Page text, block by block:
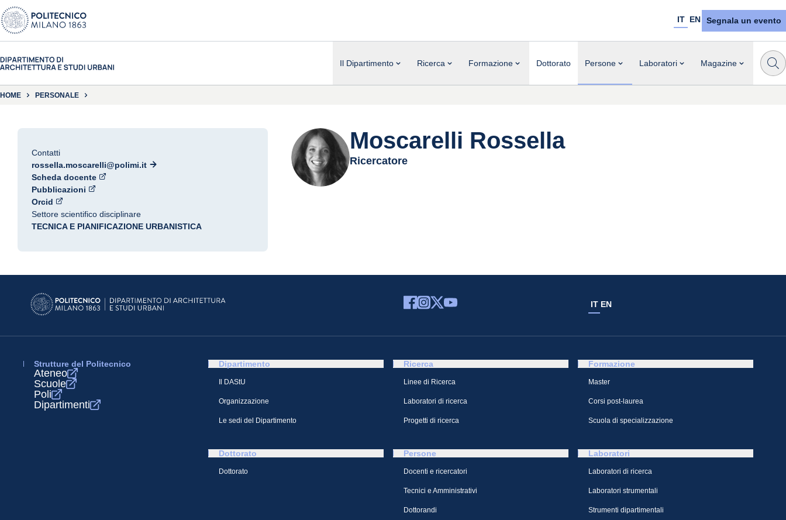
IT EN Segnala un evento
Il Dipartimento Ricerca Formazione Dottorato Persone Laboratori Magazine
HOME PERSONALE
Contatti
rossella.moscarelli@polimi.it
Scheda docente
Pubblicazioni
Orcid
Settore scientifico disciplinare
TECNICA E PIANIFICAZIONE URBANISTICA
Moscarelli Rossella
Ricercatore
IT EN
Strutture del Politecnico
Ateneo
Scuole
Poli
Dipartimenti
Dipartimento
Il DAStU
Organizzazione
Le sedi del Dipartimento
Ricerca
Linee di Ricerca
Laboratori di ricerca
Progetti di ricerca
Formazione
Master
Corsi post-laurea
Scuola di specializzazione
Dottorato
Dottorato
Persone
Docenti e ricercatori
Tecnici e Amministrativi
Dottorandi
Laboratori
Laboratori di ricerca
Laboratori strumentali
Strumenti dipartimentali